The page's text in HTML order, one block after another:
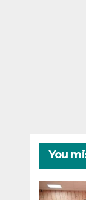
You